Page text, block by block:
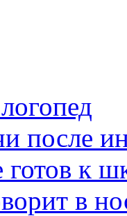
после
готов к
в